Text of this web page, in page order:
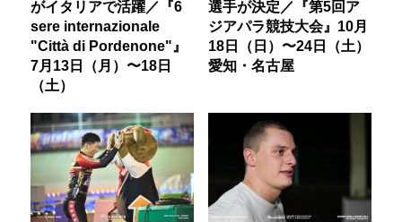
がイタリアで活躍／『6
sere internazionale
"Città di Pordenone"』
7月13日（月）〜18日
（土）
選手が決定／『第5回ア
ジアパラ競技大会』10月
18日（日）〜24日（土）
愛知・名古屋